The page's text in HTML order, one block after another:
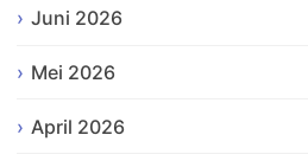
Juni 2026
Mei 2026
April 2026